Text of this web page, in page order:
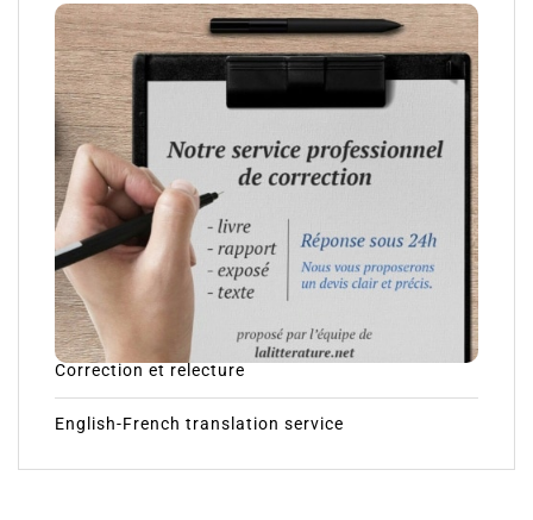
Correction et relecture
English-French translation service